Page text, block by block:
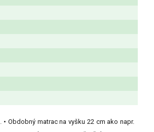
. • Obdobný matrac na vyšku 22 cm ako napr.